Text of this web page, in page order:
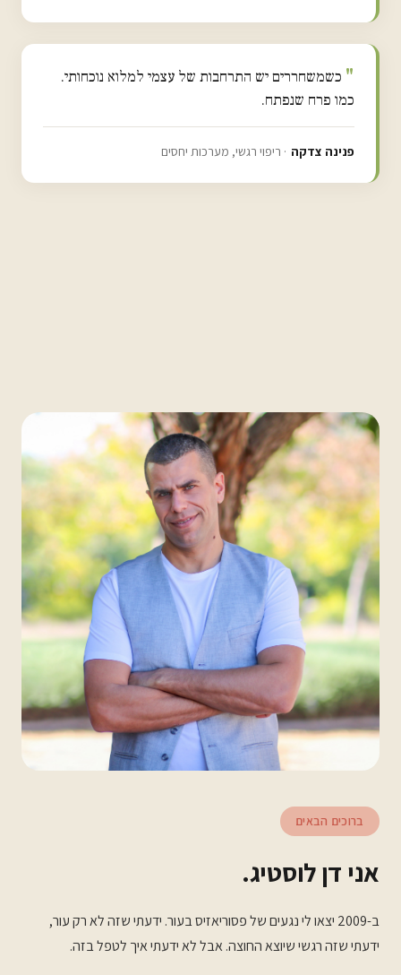
כשמשחררים יש התרחבות של עצמי למלוא נוכחותי.
כמו פרח שנפתח.
פנינה צדקה · ריפוי רגשי, מערכות יחסים
ברוכים הבאים
אני דן לוסטיג.
ב-2009 יצאו לי נגעים של פסוריאזיס בעור. ידעתי שזה לא רק עור,
ידעתי שזה רגשי שיוצא החוצה. אבל לא ידעתי איך לטפל בזה.